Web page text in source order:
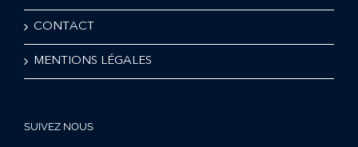
CONTACT
MENTIONS LÉGALES
SUIVEZ NOUS